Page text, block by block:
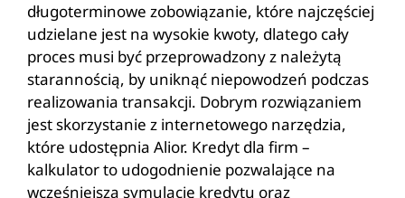
długoterminowe zobowiązanie, które najczęściej
udzielane jest na wysokie kwoty, dlatego cały
proces musi być przeprowadzony z należytą
starannością, by uniknąć niepowodzeń podczas
realizowania transakcji. Dobrym rozwiązaniem
jest skorzystanie z internetowego narzędzia,
które udostępnia Alior. Kredyt dla firm –
kalkulator to udogodnienie pozwalające na
wcześniejszą symulację kredytu oraz